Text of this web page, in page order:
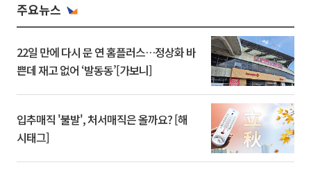
주요뉴스
22일 만에 다시 문 연 홈플러스…정상화 바
쁜데 재고 없어 ‘발동동’[가보니]
입추매직 '불발', 처서매직은 올까요? [해
시태그]